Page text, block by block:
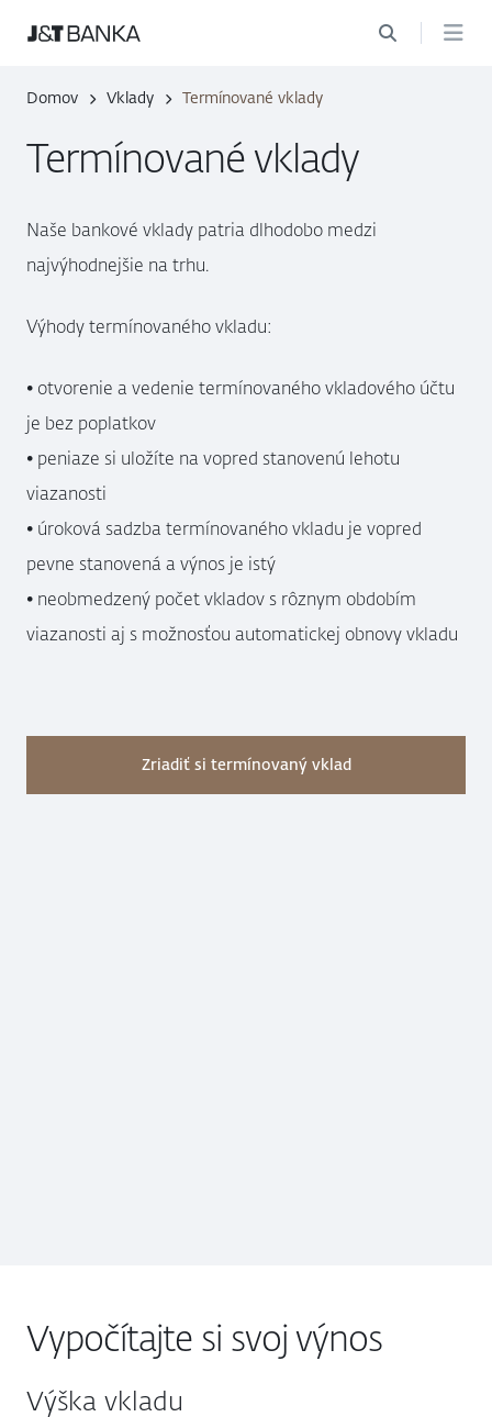
Domov Vklady Termínované vklady
Termínované vklady
Naše bankové vklady patria dlhodobo medzi
najvýhodnejšie na trhu.
Výhody termínovaného vkladu:
• otvorenie a vedenie termínovaného vkladového účtu
je bez poplatkov
• peniaze si uložíte na vopred stanovenú lehotu
viazanosti
• úroková sadzba termínovaného vkladu je vopred
pevne stanovená a výnos je istý
• neobmedzený počet vkladov s rôznym obdobím
viazanosti aj s možnosťou automatickej obnovy vkladu
Zriadiť si termínovaný vklad